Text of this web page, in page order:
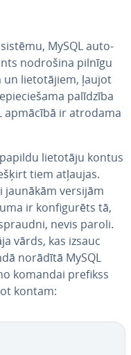
MySQL au­to­
nodrošina pilnīgu
un lie­to­tā­jiem, ļaujot
palīdzība
apmācībā ir atrodama
lietotāju kontus
tiem atļaujas.
jaunākām versijām
ir kon­fi­gu­rēts tā,
nevis paroli.
vārds, kas izsauc
norādītā MySQL
komandai prefikss
kontam: